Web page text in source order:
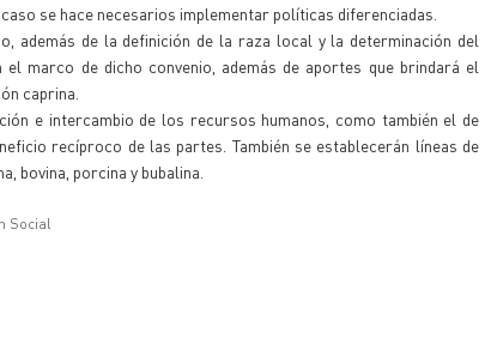
se hace necesarios implementar políticas diferenciadas.
además de la definición de la raza local y la determinación del
marco de dicho convenio, además de aportes que brindará el
caprina.
e intercambio de los recursos humanos, como también el de
recíproco de las partes. También se establecerán líneas de
bovina, porcina y bubalina.
Social